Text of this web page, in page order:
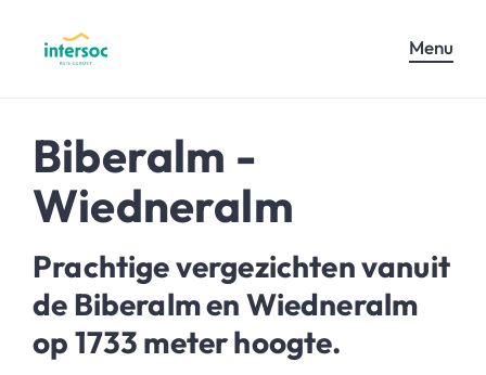
Menu
Biberalm -
Wiedneralm
Prachtige vergezichten vanuit
de Biberalm en Wiedneralm
op 1733 meter hoogte.